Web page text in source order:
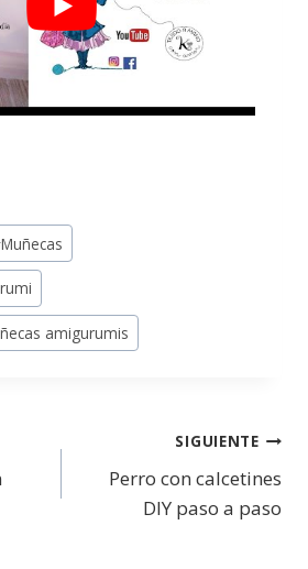
Muñecas
amigurumis
SIGUIENTE
Perro con calcetines
DIY paso a paso